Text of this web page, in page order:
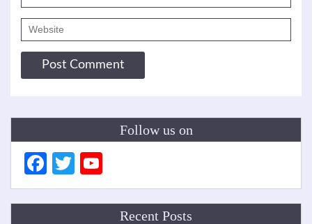
Follow us on
Facebook
Twitter
Channel
Recent Posts